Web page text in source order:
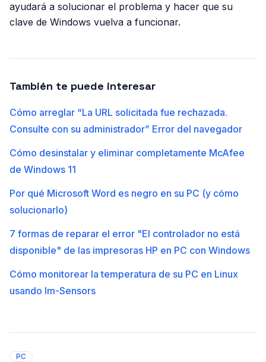
ayudará a solucionar el problema y hacer que su
clave de Windows vuelva a funcionar.
También te puede interesar
Cómo arreglar “La URL solicitada fue rechazada.
Consulte con su administrador” Error del navegador
Cómo desinstalar y eliminar completamente McAfee
de Windows 11
Por qué Microsoft Word es negro en su PC (y cómo
solucionarlo)
7 formas de reparar el error "El controlador no está
disponible" de las impresoras HP en PC con Windows
Cómo monitorear la temperatura de su PC en Linux
usando lm-Sensors
PC